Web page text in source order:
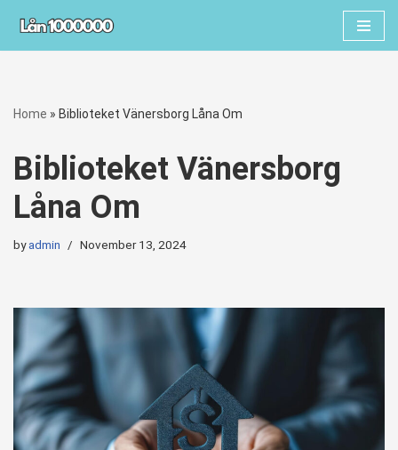
Skip
Home » Biblioteket Vänersborg Låna Om
Biblioteket Vänersborg
Låna Om
byadmin November 13, 2024